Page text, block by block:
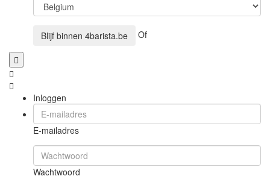
Blijf binnen 4barista.be Of
Inloggen
E-mailadres
Wachtwoord